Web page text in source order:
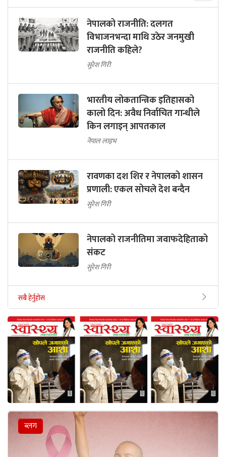
नेपालको राजनीति: दलगत
विभाजनभन्दा माथि उठेर जनमुखी
राजनीति कहिले?
सुरेश गिरी
भारतीय लोकतान्त्रिक इतिहासको
कालो दिन: अवैध निर्वाचित गान्धीले
किन लगाइन् आपतकाल
नेपाल लाइभ
रावणका दश शिर र नेपालको शासन
प्रणाली: एकल सोचले देश बन्दैन
सुरेश गिरी
नेपालको राजनीतिमा जवाफदेहिताको
संकट
सुरेश गिरी
सबै हेर्नुहोस
ब्लग